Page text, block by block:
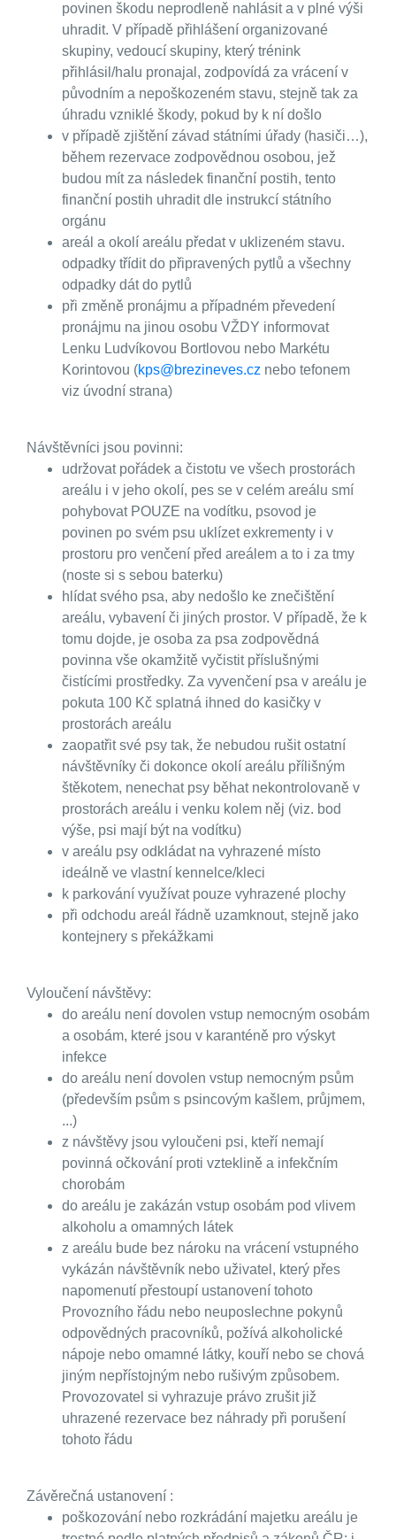
povinen škodu neprodleně nahlásit a v plné výši
uhradit. V případě přihlášení organizované
skupiny, vedoucí skupiny, který trénink
přihlásil/halu pronajal, zodpovídá za vrácení v
původním a nepoškozeném stavu, stejně tak za
úhradu vzniklé škody, pokud by k ní došlo
v případě zjištění závad státními úřady (hasiči…),
během rezervace zodpovědnou osobou, jež
budou mít za následek finanční postih, tento
finanční postih uhradit dle instrukcí státního
orgánu
areál a okolí areálu předat v uklizeném stavu.
odpadky třídit do připravených pytlů a všechny
odpadky dát do pytlů
při změně pronájmu a případném převedení
pronájmu na jinou osobu VŽDY informovat
Lenku Ludvíkovou Bortlovou nebo Markétu
Korintovou (kps@brezineves.cz nebo tefonem
viz úvodní strana)
Návštěvníci jsou povinni:
udržovat pořádek a čistotu ve všech prostorách
areálu i v jeho okolí, pes se v celém areálu smí
pohybovat POUZE na vodítku, psovod je
povinen po svém psu uklízet exkrementy i v
prostoru pro venčení před areálem a to i za tmy
(noste si s sebou baterku)
hlídat svého psa, aby nedošlo ke znečištění
areálu, vybavení či jiných prostor. V případě, že k
tomu dojde, je osoba za psa zodpovědná
povinna vše okamžitě vyčistit příslušnými
čistícími prostředky. Za vyvenčení psa v areálu je
pokuta 100 Kč splatná ihned do kasičky v
prostorách areálu
zaopatřit své psy tak, že nebudou rušit ostatní
návštěvníky či dokonce okolí areálu přílišným
štěkotem, nenechat psy běhat nekontrolovaně v
prostorách areálu i venku kolem něj (viz. bod
výše, psi mají být na vodítku)
v areálu psy odkládat na vyhrazené místo
ideálně ve vlastní kennelce/kleci
k parkování využívat pouze vyhrazené plochy
při odchodu areál řádně uzamknout, stejně jako
kontejnery s překážkami
Vyloučení návštěvy:
do areálu není dovolen vstup nemocným osobám
a osobám, které jsou v karanténě pro výskyt
infekce
do areálu není dovolen vstup nemocným psům
(především psům s psincovým kašlem, průjmem,
...)
z návštěvy jsou vyloučeni psi, kteří nemají
povinná očkování proti vzteklině a infekčním
chorobám
do areálu je zakázán vstup osobám pod vlivem
alkoholu a omamných látek
z areálu bude bez nároku na vrácení vstupného
vykázán návštěvník nebo uživatel, který přes
napomenutí přestoupí ustanovení tohoto
Provozního řádu nebo neuposlechne pokynů
odpovědných pracovníků, požívá alkoholické
nápoje nebo omamné látky, kouří nebo se chová
jiným nepřístojným nebo rušivým způsobem.
Provozovatel si vyhrazuje právo zrušit již
uhrazené rezervace bez náhrady při porušení
tohoto řádu
Závěrečná ustanovení :
poškozování nebo rozkrádání majetku areálu je